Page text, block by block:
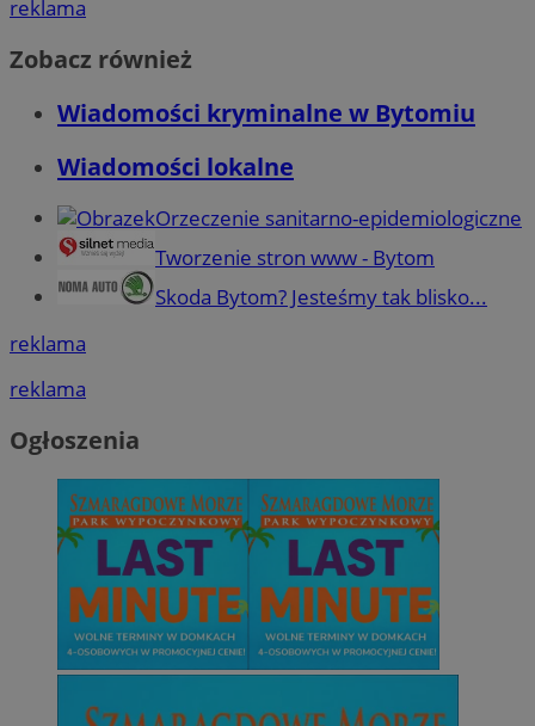
reklama
Zobacz również
Wiadomości kryminalne w Bytomiu
Wiadomości lokalne
Orzeczenie sanitarno-epidemiologiczne
Tworzenie stron www - Bytom
Skoda Bytom? Jesteśmy tak blisko...
reklama
reklama
Ogłoszenia